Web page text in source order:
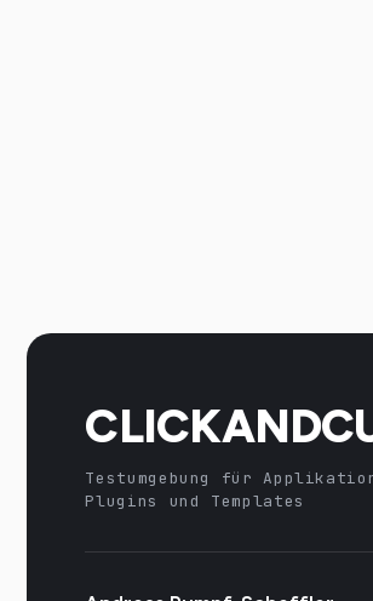
Testumgebung für
Plugins und Templates